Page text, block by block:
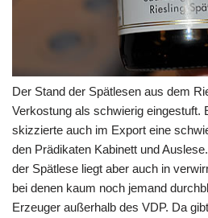
Der Stand der Spätlesen aus dem
Verkostung als schwierig eingestuft.
skizzierte auch im Export eine
den Prädikaten Kabinett und
der Spätlese liegt aber auch in
bei denen kaum noch jemand
Erzeuger außerhalb des VDP. Da